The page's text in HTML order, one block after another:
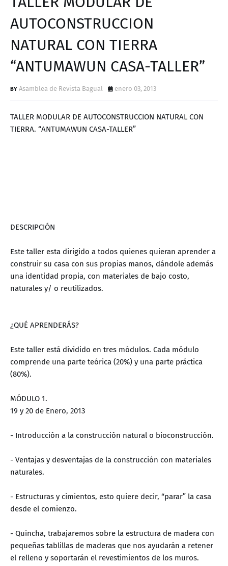
D
AUTOCONSTRUCCION
NATURAL CON TIERRA
“ANTUMAWUN CASA-TALLER”
Asamblea de Revista Bagual enero 03, 2013
TALLER MODULAR DE AUTOCONSTRUCCION NATURAL CON
TIERRA. “ANTUMAWUN CASA-TALLER”
DESCRIPCIÓN
Este taller esta dirigido a todos quienes quieran aprender a
construir su casa con sus propias manos, dándole además
una identidad propia, con materiales de bajo costo,
naturales y/ o reutilizados.
¿QUÉ APRENDERÁS?
Este taller está dividido en tres módulos. Cada módulo
comprende una parte teórica (20%) y una parte práctica
(80%).
MÓDULO 1.
19 y 20 de Enero, 2013
- Introducción a la construcción natural o bioconstrucción.
- Ventajas y desventajas de la construcción con materiales
naturales.
- Estructuras y cimientos, esto quiere decir, “parar” la casa
desde el comienzo.
- Quincha, trabajaremos sobre la estructura de madera con
pequeñas tablillas de maderas que nos ayudarán a retener
el relleno y soportarán el revestimientos de los muros.